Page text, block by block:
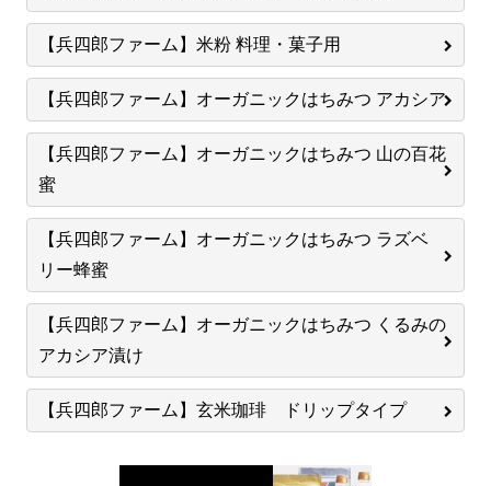
【兵四郎ファーム】米粉 料理・菓子用
【兵四郎ファーム】オーガニックはちみつ アカシア
【兵四郎ファーム】オーガニックはちみつ 山の百花
蜜
【兵四郎ファーム】オーガニックはちみつ ラズベ
リー蜂蜜
【兵四郎ファーム】オーガニックはちみつ くるみの
アカシア漬け
【兵四郎ファーム】玄米珈琲 ドリップタイプ